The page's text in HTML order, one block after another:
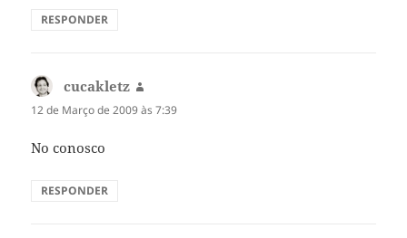
RESPONDER
cucakletz
12 de Março de 2009 às 7:39
No conosco
RESPONDER